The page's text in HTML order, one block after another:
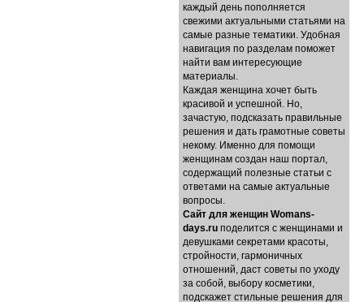
каждый день пополняется
свежими актуальными статьями на
самые разные тематики. Удобная
навигация по разделам поможет
найти вам интересующие
материалы.
Каждая женщина хочет быть
красивой и успешной. Но,
зачастую, подсказать правильные
решения и дать грамотные советы
некому. Именно для помощи
женщинам создан наш портал,
содержащий полезные статьи с
ответами на самые актуальные
вопросы.
Cайт для женщин Womans-
days.ru поделится с женщинами и
девушками секретами красоты,
стройности, гармоничных
отношений, даст советы по уходу
за собой, выбору косметики,
подскажет стильные решения для